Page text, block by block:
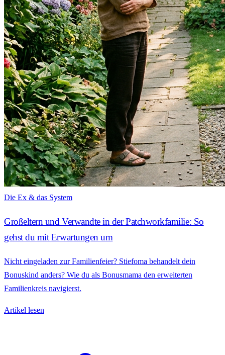
Die Ex & das System
Großeltern und Verwandte in der Patchworkfamilie: So
gehst du mit Erwartungen um
Nicht eingeladen zur Familienfeier? Stiefoma behandelt dein
Bonuskind anders? Wie du als Bonusmama den erweiterten
Familienkreis navigierst.
Artikel lesen